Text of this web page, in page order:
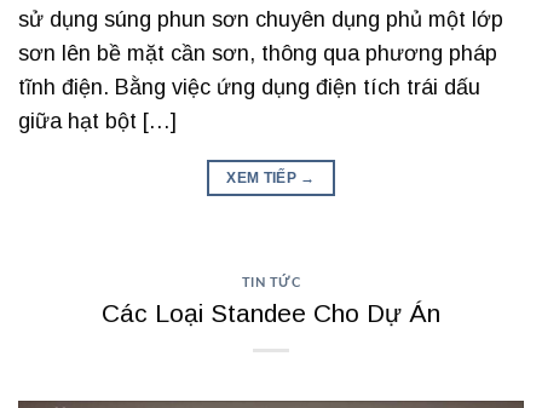
sử dụng súng phun sơn chuyên dụng phủ một lớp
sơn lên bề mặt cần sơn, thông qua phương pháp
tĩnh điện. Bằng việc ứng dụng điện tích trái dấu
giữa hạt bột […]
XEM TIẾP →
TIN TỨC
Các Loại Standee Cho Dự Án